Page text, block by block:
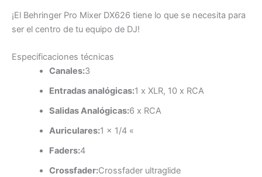
¡El Behringer Pro Mixer DX626 tiene lo que se necesita para
ser el centro de tu equipo de DJ!
Especificaciones técnicas
Canales:3
Entradas analógicas:1 x XLR, 10 x RCA
Salidas Analógicas:6 x RCA
Auriculares:1 x 1/4 «
Faders:4
Crossfader:Crossfader ultraglide